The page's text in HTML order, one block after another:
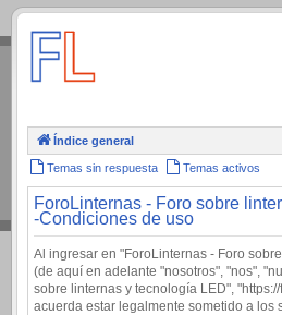
.
Índice general
Temas sin respuesta Temas activos
ForoLinternas - Foro sobre
-Condiciones de uso
Al ingresar en "ForoLinternas - Foro
(de aquí en adelante "nosotros", "nos",
sobre linternas y tecnología LED",
acuerda estar legalmente sometido a los